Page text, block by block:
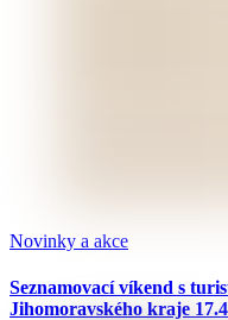
Novinky a akce
Seznamovací víkend s
Jihomoravského kraje